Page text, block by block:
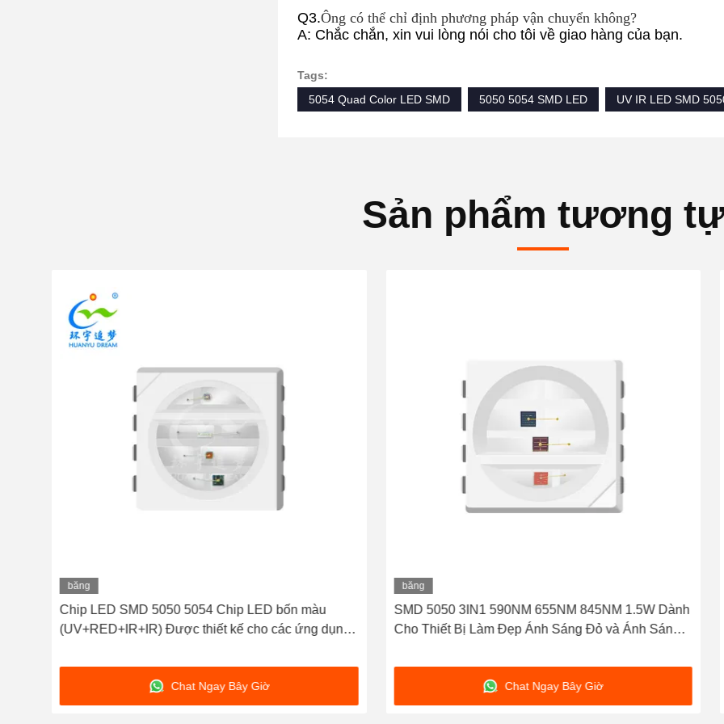
Q3.Ông có thể chỉ định phương pháp vận chuyển không?
A: Chắc chắn, xin vui lòng nói cho tôi về giao hàng của bạn.
Tags:
5054 Quad Color LED SMD
5050 5054 SMD LED UV IR LED SMD
Sản phẩm tương tự
băng
hình
Chip LED SMD 5050 5054 Chip LED bốn màu
(UV+RED+IR+IR) Được thiết kế cho các ứng dụng
Chat Ngay Bây Giờ
băng
hình
SMD 5050 3IN1 590NM 655NM 845NM 1.5W Dành
Cho Thiết Bị Làm Đẹp Ánh Sáng Đỏ và Ánh Sáng
Chat Ngay Bây Giờ